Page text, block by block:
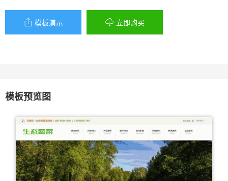
 模板演示  立即购买
模板预览图